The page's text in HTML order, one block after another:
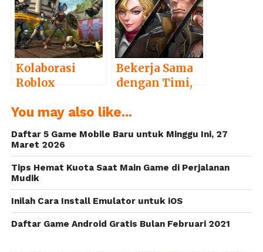
Kolaborasi
Roblox
Karakter
Wonder
Woman
Bekerja Sama
dengan Timi,
Metal Slug
You may also like...
Daftar 5 Game Mobile Baru untuk Minggu Ini, 27
Maret 2026
Tips Hemat Kuota Saat Main Game di Perjalanan
Mudik
Inilah Cara Install Emulator untuk iOS
Daftar Game Android Gratis Bulan Februari 2021